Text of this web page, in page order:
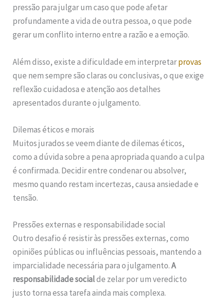
pressão para julgar um caso que pode afetar
profundamente a vida de outra pessoa, o que pode
gerar um conflito interno entre a razão e a emoção.
Além disso, existe a dificuldade em interpretarprovas
que nem sempre são claras ou conclusivas, o que exige
reflexão cuidadosa e atenção aos detalhes
apresentados durante o julgamento.
Dilemas éticos e morais
Muitos jurados se veem diante de dilemas éticos,
como a dúvida sobre a pena apropriada quando a culpa
é confirmada. Decidir entre condenar ou absolver,
mesmo quando restam incertezas, causa ansiedade e
tensão.
Pressões externas e responsabilidade social
Outro desafio é resistir às pressões externas, como
opiniões públicas ou influências pessoais, mantendo a
imparcialidade necessária para o julgamento.A
responsabilidade socialde zelar por um veredicto
justo torna essa tarefa ainda mais complexa.